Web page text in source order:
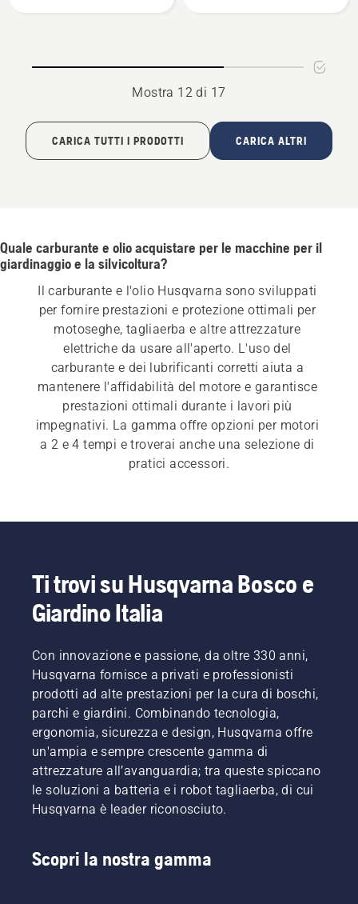
Mostra 12 di 17
CARICA TUTTI I PRODOTTI CARICA ALTRI
Quale carburante e olio acquistare per le macchine per il
giardinaggio e la silvicoltura?
Il carburante e l'olio Husqvarna sono sviluppati
per fornire prestazioni e protezione ottimali per
motoseghe, tagliaerba e altre attrezzature
elettriche da usare all'aperto. L'uso del
carburante e dei lubrificanti corretti aiuta a
mantenere l'affidabilità del motore e garantisce
prestazioni ottimali durante i lavori più
impegnativi. La gamma offre opzioni per motori
a 2 e 4 tempi e troverai anche una selezione di
pratici accessori.
Ti trovi su Husqvarna Bosco e
Giardino Italia
Con innovazione e passione, da oltre 330 anni,
Husqvarna fornisce a privati e professionisti
prodotti ad alte prestazioni per la cura di boschi,
parchi e giardini. Combinando tecnologia,
ergonomia, sicurezza e design, Husqvarna offre
un'ampia e sempre crescente gamma di
attrezzature all’avanguardia; tra queste spiccano
le soluzioni a batteria e i robot tagliaerba, di cui
Husqvarna è leader riconosciuto.
Scopri la nostra gamma